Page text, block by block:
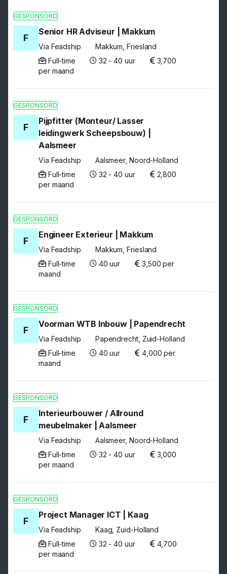
GESPONSORD
F
Senior HR Adviseur | Makkum
Via Feadship
Makkum, Friesland
Full-time
32 - 40 uur
3,700
per maand
GESPONSORD
F
Pijpfitter (Monteur/ Lasser
leidingwerk Scheepsbouw) |
Aalsmeer
Via Feadship
Aalsmeer, Noord-Holland
Full-time
32 - 40 uur
2,800
per maand
GESPONSORD
F
Engineer Exterieur | Makkum
Via Feadship
Makkum, Friesland
Full-time
40 uur
3,500 per
maand
GESPONSORD
F
Voorman WTB Inbouw | Papendrecht
Via Feadship
Papendrecht, Zuid-Holland
Full-time
40 uur
4,000 per
maand
GESPONSORD
F
Interieurbouwer / Allround
meubelmaker | Aalsmeer
Via Feadship
Aalsmeer, Noord-Holland
Full-time
32 - 40 uur
3,000
per maand
GESPONSORD
F
Project Manager ICT | Kaag
Via Feadship
Kaag, Zuid-Holland
Full-time
32 - 40 uur
4,700
per maand